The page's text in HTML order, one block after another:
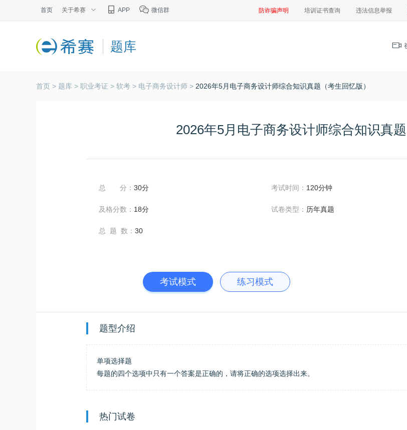
首页 关于希赛 APP 微信群 防诈骗声明 培训证书查询 违法信息举报
题库
首页 > 题库 > 职业考证 > 软考 > 电子商务设计师 > 2026年5月电子商务设计师综合知识真题（考生回忆版）
2026年5月电子商务设计师综合知识真题
总 分： 30分
及格分数： 18分
总 题 数： 30
考试时间： 120分钟
试卷类型： 历年真题
考试模式 练习模式
题型介绍
单项选择题
每题的四个选项中只有一个答案是正确的，请将正确的选项选择出来。
热门试卷